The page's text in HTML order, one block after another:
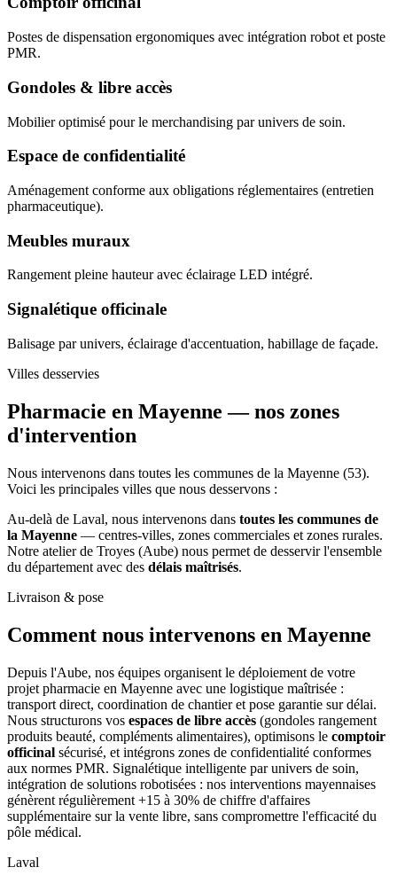
Postes de dispensation ergonomiques avec intégration robot et poste
PMR.
Gondoles & libre accès
Mobilier optimisé pour le merchandising par univers de soin.
Espace de confidentialité
Aménagement conforme aux obligations réglementaires (entretien
pharmaceutique).
Meubles muraux
Rangement pleine hauteur avec éclairage LED intégré.
Signalétique officinale
Balisage par univers, éclairage d'accentuation, habillage de façade.
Villes desservies
Pharmacie en Mayenne —nos zones
d'intervention
Nous intervenons dans toutes les communes de la Mayenne (53).
Voici les principales villes que nous desservons :
Au-delà de Laval, nous intervenons dans toutes les communes de
la Mayenne — centres-villes, zones commerciales et zones rurales.
Notre atelier de Troyes (Aube) nous permet de desservir l'ensemble
du département avec des délais maîtrisés.
Livraison & pose
Comment nous intervenons en Mayenne
Depuis l'Aube, nos équipes organisent le déploiement de votre
projet pharmacie en Mayenne avec une logistique maîtrisée :
transport direct, coordination de chantier et pose garantie sur délai.
Nous structurons vos espaces de libre accès (gondoles rangement
produits beauté, compléments alimentaires), optimisons le comptoir
officinal sécurisé, et intégrons zones de confidentialité conformes
aux normes PMR. Signalétique intelligente par univers de soin,
intégration de solutions robotisées : nos interventions mayennaises
génèrent régulièrement +15 à 30% de chiffre d'affaires
supplémentaire sur la vente libre, sans compromettre l'efficacité du
pôle médical.
Laval